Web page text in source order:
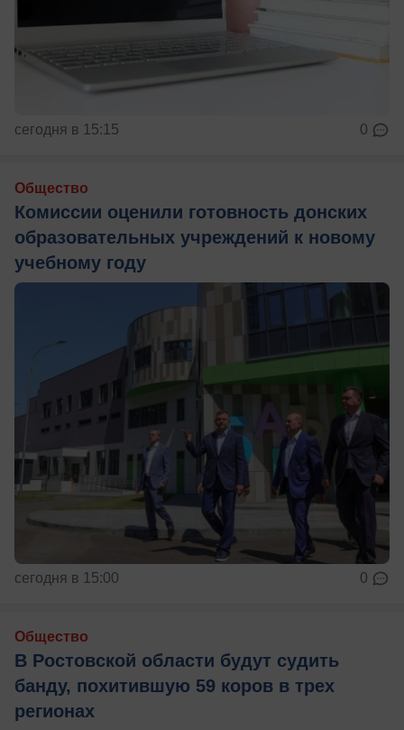
сегодня в 15:15 0
Общество
Комиссии оценили готовность донских
образовательных учреждений к новому
учебному году
сегодня в 15:00 0
Общество
В Ростовской области будут судить
банду, похитившую 59 коров в трех
регионах